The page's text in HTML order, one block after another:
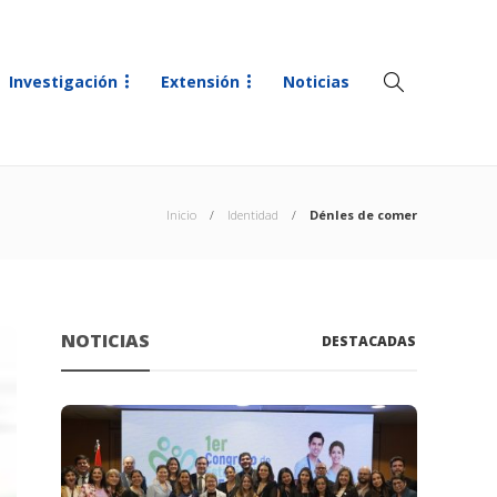
Investigación Extensión Noticias
Inicio Identidad Dénles de comer
NOTICIAS DESTACADAS